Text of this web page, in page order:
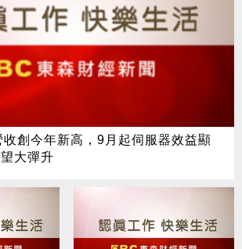
創今年新高，9月起伺服器效益顯
大彈升